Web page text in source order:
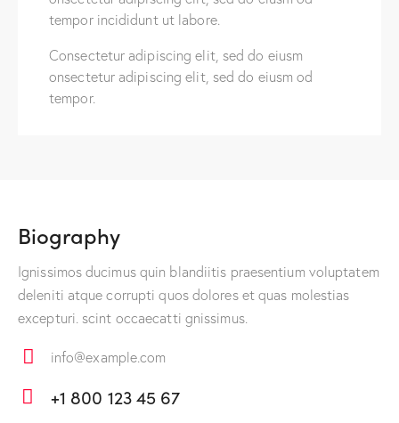
tempor incididunt ut labore.
Consectetur adipiscing elit, sed do eiusm
onsectetur adipiscing elit, sed do eiusm od
tempor.
Biography
Ignissimos ducimus quin blandiitis praesentium voluptatem
deleniti atque corrupti quos dolores et quas molestias
excepturi. scint occaecatti gnissimus.
E-
m
info@example.com
+1 800 123 45 67